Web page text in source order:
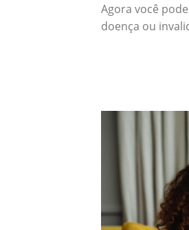
Agora você
doença ou